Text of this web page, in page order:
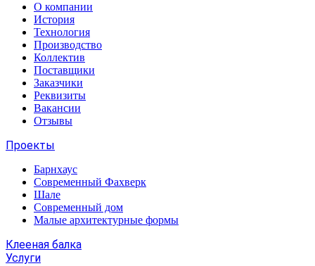
О компании
История
Технология
Производство
Коллектив
Поставщики
Заказчики
Реквизиты
Вакансии
Отзывы
Проекты
Барнхаус
Современный Фахверк
Шале
Современный дом
Малые архитектурные формы
Клееная балка
Услуги